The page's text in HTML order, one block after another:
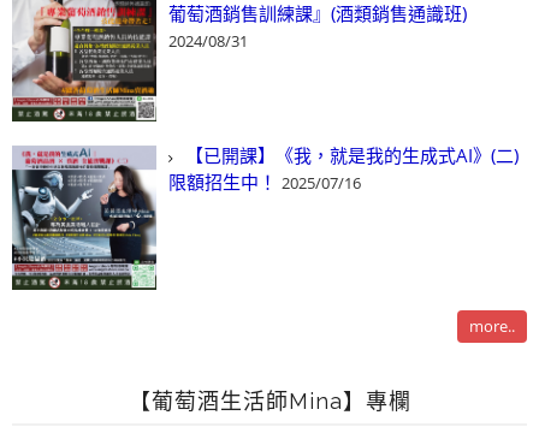
葡萄酒銷售訓練課』(酒類銷售通識班)
2024/08/31
【已開課】《我，就是我的生成式AI》(二)
限額招生中！ 2025/07/16
more..
【葡萄酒生活師Mina】專欄